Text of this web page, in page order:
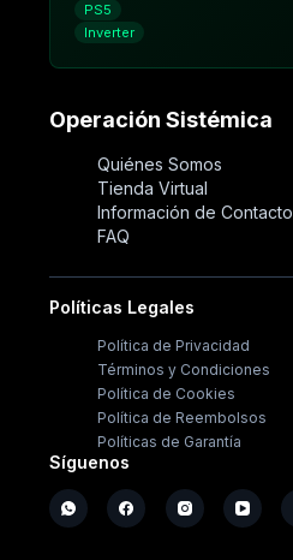
PS5
Inverter
Operación Sistémica
Quiénes Somos
Tienda Virtual
Información de Contacto
FAQ
Políticas Legales
Política de Privacidad
Términos y Condiciones
Política de Cookies
Política de Reembolsos
Políticas de Garantía
Síguenos